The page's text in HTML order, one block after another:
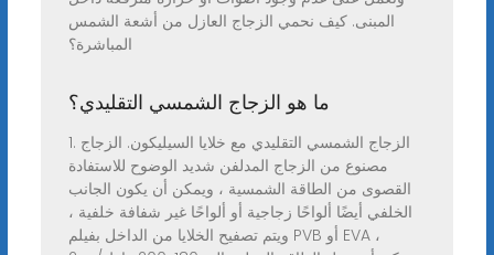
المبنى. كيف نحمي الزجاج العازل من أشعة الشمس
المباشرة؟
ما هو الزجاج الشمسي التقليدي؟
1. الزجاج الشمسي التقليدي مع خلايا السيليكون. الزجاج
مصنوع من الزجاج المدلفن شديد الوضوح للاستفادة
القصوى من الطاقة الشمسية ، ويمكن أن يكون الجانب
الخلفي أيضًا ألواحًا زجاجية أو ألواحًا غير شفافة خلفية ،
ويتم تصفيح الخلايا من الداخل بفيلم PVB أو EVA ،